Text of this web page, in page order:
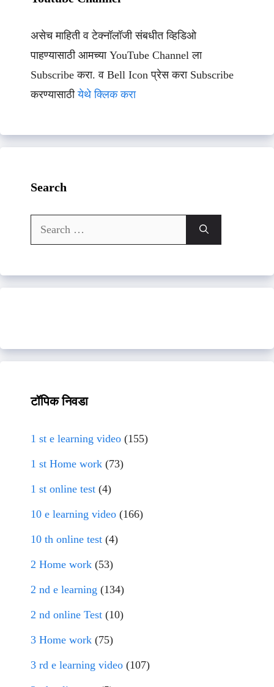
असेच माहिती व टेक्नॉलॉजी संबधीत व्हिडिओ
पाहण्यासाठी आमच्या YouTube Channel ला
Subscribe करा. व Bell Icon प्रेस करा Subscribe
करण्यासाठीयेथे क्लिक करा
Search
Search
for:
टॉपिक निवडा
1 st e learning video (155)
1 st Home work (73)
1 st online test (4)
10 e learning video (166)
10 th online test (4)
2 Home work (53)
2 nd e learning (134)
2 nd online Test (10)
3 Home work (75)
3 rd e learning video (107)